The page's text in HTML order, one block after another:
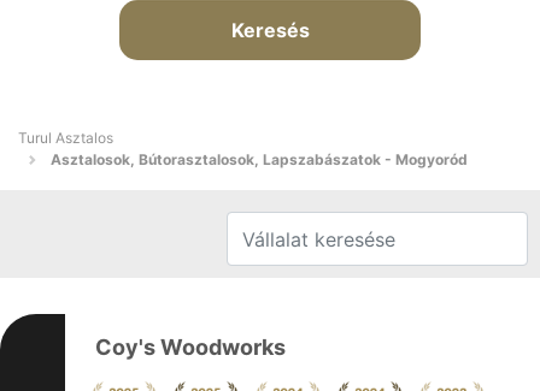
Keresés
Turul Asztalos
Asztalosok, Bútorasztalosok, Lapszabászatok - Mogyoród
Coy's Woodworks